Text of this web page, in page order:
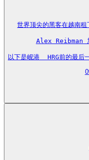
世界顶尖的黑客在越南
Alex Reibman 加
以下是岘港  HRG前的